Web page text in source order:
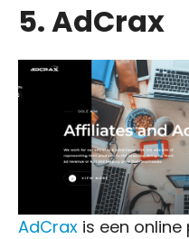
5. AdCrax
AdCrax is een